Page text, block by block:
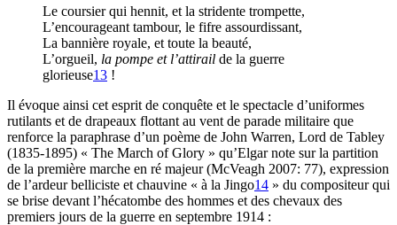
Le coursier qui hennit, et la stridente trompette,
L’encourageant tambour, le fifre assourdissant,
La bannière royale, et toute la beauté,
L’orgueil, la pompe et l’attirail de la guerre
glorieuse13 !
Il évoque ainsi cet esprit de conquête et le spectacle d’uniformes
rutilants et de drapeaux flottant au vent de parade militaire que
renforce la paraphrase d’un poème de John Warren, Lord de Tabley
(1835-1895) « The March of Glory » qu’Elgar note sur la partition
de la première marche en ré majeur (McVeagh 2007: 77), expression
de l’ardeur belliciste et chauvine « à la Jingo14 » du compositeur qui
se brise devant l’hécatombe des hommes et des chevaux des
premiers jours de la guerre en septembre 1914 :